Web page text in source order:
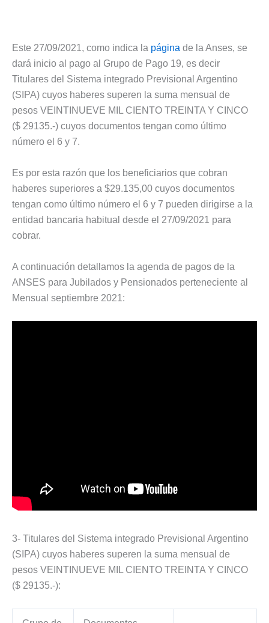
Este 27/09/2021, como indica la página de la Anses, se
dará inicio al pago al Grupo de Pago 19, es decir
Titulares del Sistema integrado Previsional Argentino
(SIPA) cuyos haberes superen la suma mensual de
pesos VEINTINUEVE MIL CIENTO TREINTA Y CINCO
($ 29135.-) cuyos documentos tengan como último
número el 6 y 7.
Es por esta razón que los beneficiarios que cobran
haberes superiores a $29.135,00 cuyos documentos
tengan como último número el 6 y 7 pueden dirigirse a la
entidad bancaria habitual desde el 27/09/2021 para
cobrar.
A continuación detallamos la agenda de pagos de la
ANSES para Jubilados y Pensionados perteneciente al
Mensual septiembre 2021:
3- Titulares del Sistema integrado Previsional Argentino
(SIPA) cuyos haberes superen la suma mensual de
pesos VEINTINUEVE MIL CIENTO TREINTA Y CINCO
($ 29135.-):